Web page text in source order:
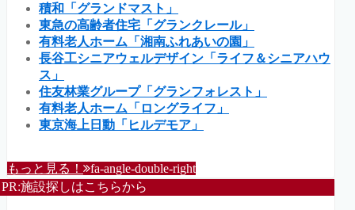
積和「グランドマスト」
東急の高齢者住宅「グランクレール」
有料老人ホーム「湘南ふれあいの園」
長谷工シニアウェルデザイン「ライフ＆シニアハウ
ス」
住友林業グループ「グランフォレスト」
有料老人ホーム「ロングライフ」
東京海上日動「ヒルデモア」
もっと見る！ fa-angle-double-right
PR:施設探しはこちらから